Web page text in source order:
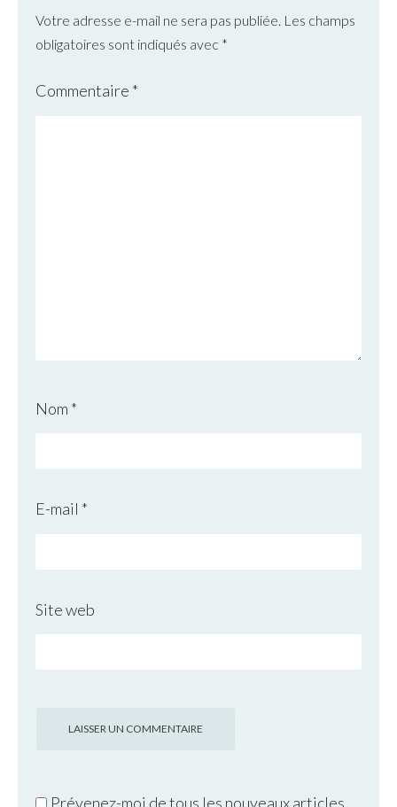
Votre adresse e-mail ne sera pas publiée. Les champs
obligatoires sont indiqués avec *
Commentaire *
Nom *
E-mail *
Site web
Prévenez-moi de tous les nouveaux articles